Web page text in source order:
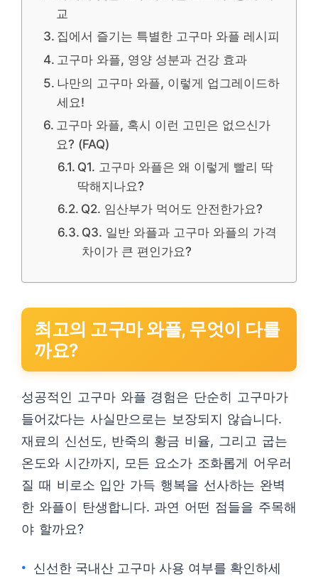
교
집에서 즐기는 특별한 고구마 와플 레시피
고구마 와플, 영양 성분과 건강 효과
나만의 고구마 와플, 이렇게 업그레이드하
세요!
고구마 와플, 혹시 이런 고민은 없으신가
요? (FAQ)
Q1. 고구마 와플은 왜 이렇게 빨리 딱
딱해지나요?
Q2. 임산부가 먹어도 안전한가요?
Q3. 일반 와플과 고구마 와플의 가격
차이가 큰 편인가요?
최고의 고구마 와플, 무엇이 다를
까요?
성공적인 고구마 와플 경험은 단순히 고구마가
들어갔다는 사실만으로는 보장되지 않습니다.
재료의 신선도, 반죽의 황금 비율, 그리고 굽는
온도와 시간까지, 모든 요소가 조화롭게 어우러
질 때 비로소 입안 가득 행복을 선사하는 완벽
한 와플이 탄생합니다. 과연 어떤 점들을 주목해
야 할까요?
신선한 국내산 고구마 사용 여부를 확인하세